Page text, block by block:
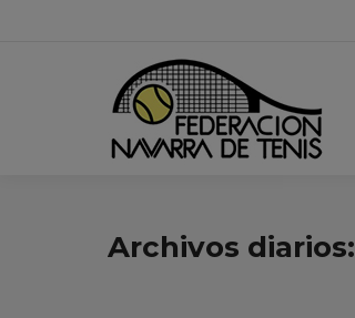
Archivos diarios: